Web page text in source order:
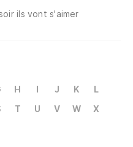
ils vont s'aimer
H I J K
L
T U V W
X